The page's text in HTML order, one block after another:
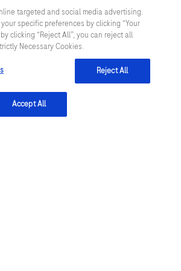
targeted and social media advertising.
specific preferences by clicking “Your
clicking “Reject All”, you can reject all
Necessary Cookies.
Reject All
Accept All